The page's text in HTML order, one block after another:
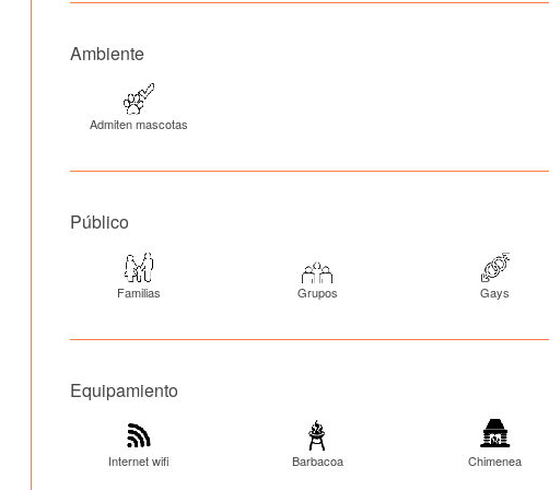
Ambiente
Admiten mascotas
Público
Familias Grupos Gays
Equipamiento
Internet wifi Barbacoa Chimenea